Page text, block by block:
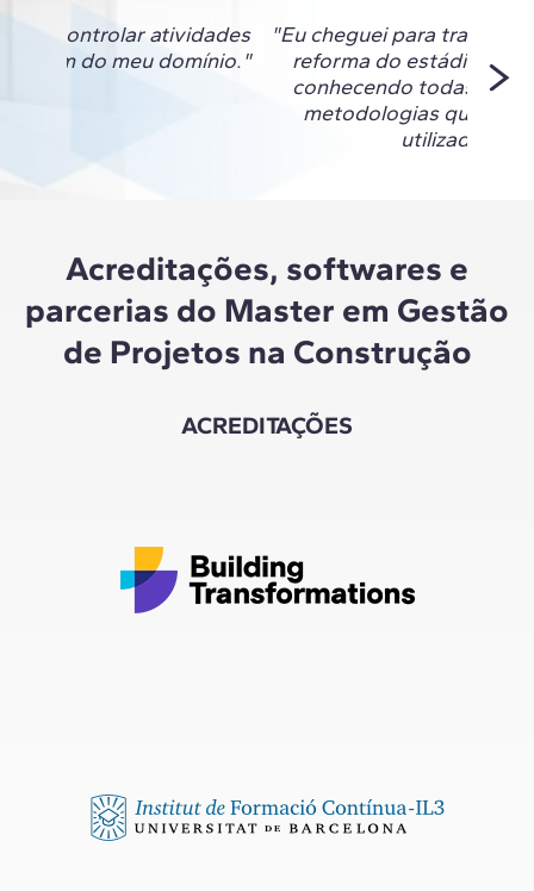
controlar atividades
eram do meu domínio."
"Eu cheguei para
reforma do estádio do
conhecendo todas as
metodologias que
utilizadas ali."
Acreditações, softwares e
parcerias do Master em Gestão
de Projetos na Construção
ACREDITAÇÕES